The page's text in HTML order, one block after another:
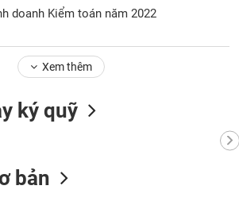
doanh Kiểm toán năm 2022
Xem thêm
ký quỹ
bản